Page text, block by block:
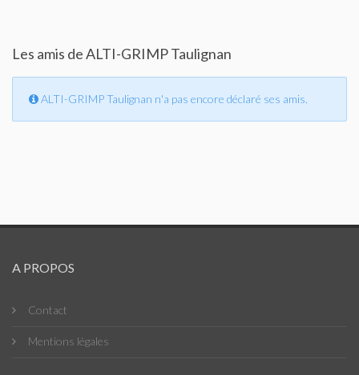
Les amis de ALTI-GRIMP Taulignan
ALTI-GRIMP Taulignan n'a pas encore déclaré ses amis.
A PROPOS
Contact
Mentions légales